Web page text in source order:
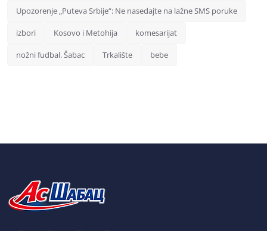
Upozorenje „Puteva Srbije“: Ne nasedajte na lažne SMS poruke
izbori Kosovo i Metohija komesarijat
nožni fudbal. Šabac Trkalište bebe